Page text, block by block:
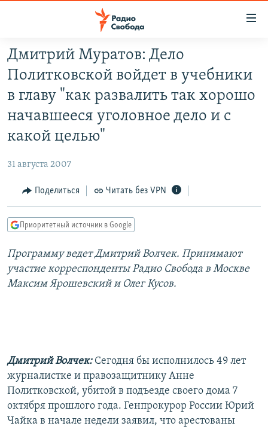
упрощенного
доступа
основному
содержанию
навигации
Вернутся
ПРОГРАММЫ
ПОДКАСТЫ
АВТОРСКИЕ ПРОЕКТЫ
ЦИТАТЫ СВОБОДЫ
КУЛЬТУРА
IDEL.РЕАЛИИ
КАВКАЗ.РЕАЛИИ
СЕВЕР.РЕАЛИИ
СИБИРЬ.РЕАЛИИ
РАСПИСАНИЕ ВЕЩАНИЯ
Все сайты РСЕ/РС
Дмитрий Муратов: Дело
Политковской войдет в учебники
в главу "как развалить так хорошо
начавшееся уголовное дело и с
какой целью"
31 августа 2007
Поделиться Читать без VPN
Приоритетный источник в Google
Программу ведет Дмитрий Волчек. Принимают
участие корреспонденты Радио Свобода в Москве
Максим Ярошевский и Олег Кусов.
Дмитрий Волчек: Сегодня бы исполнилось 49 лет
журналистке и правозащитнику Анне
Политковской, убитой в подъезде своего дома 7
октября прошлого года. Генпрокурор России Юрий
Чайка в начале недели заявил, что арестованы